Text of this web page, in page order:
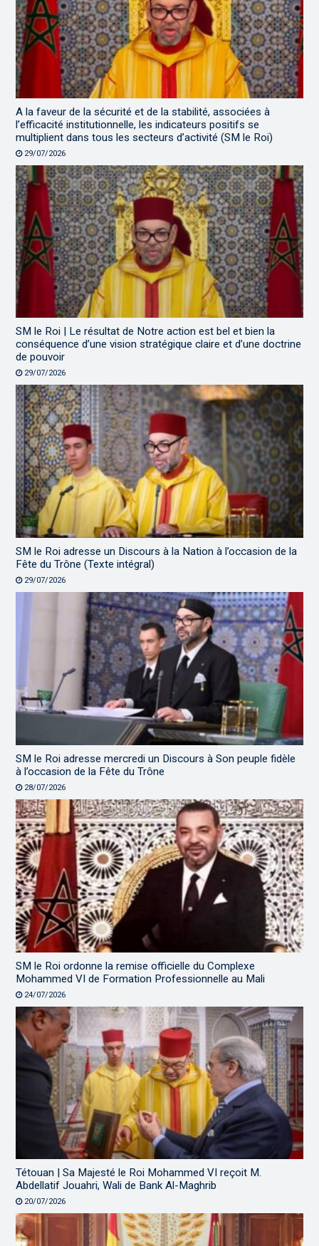
A la faveur de la sécurité et de la stabilité, associées à
l’efficacité institutionnelle, les indicateurs positifs se
multiplient dans tous les secteurs d’activité (SM le Roi)
29/07/2026
SM le Roi | Le résultat de Notre action est bel et bien la
conséquence d’une vision stratégique claire et d’une doctrine
de pouvoir
29/07/2026
SM le Roi adresse un Discours à la Nation à l’occasion de la
Fête du Trône (Texte intégral)
29/07/2026
SM le Roi adresse mercredi un Discours à Son peuple fidèle
à l’occasion de la Fête du Trône
28/07/2026
SM le Roi ordonne la remise officielle du Complexe
Mohammed VI de Formation Professionnelle au Mali
24/07/2026
Tétouan | Sa Majesté le Roi Mohammed VI reçoit M.
Abdellatif Jouahri, Wali de Bank Al-Maghrib
20/07/2026